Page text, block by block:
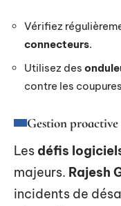
Vérifiez
connecteurs.
Utilisez des
contre les
Gestion proactive
Les défis
majeurs. Rajesh
incidents de